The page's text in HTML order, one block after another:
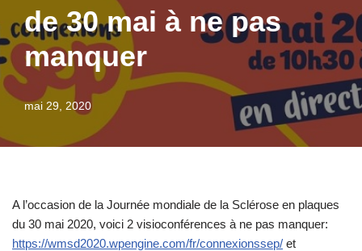
de 30 mai à ne pas
manquer
mai 29, 2020
A l’occasion de la Journée mondiale de la Sclérose en plaques
du 30 mai 2020, voici 2 visioconférences à ne pas manquer:
https://wmsd2020.wpengine.com/fr/connexionssep/ et